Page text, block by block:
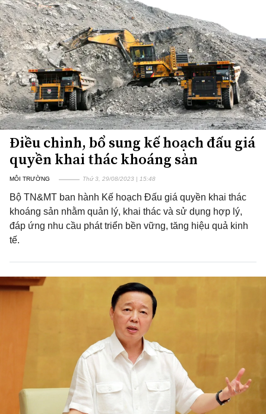
Điều chỉnh, bổ sung kế hoạch đấu giá
quyền khai thác khoáng sản
MÔI TRƯỜNG Thứ 3, 29/08/2023 | 15:48
Bộ TN&MT ban hành Kế hoạch Đấu giá quyền khai thác
khoáng sản nhằm quản lý, khai thác và sử dụng hợp lý,
đáp ứng nhu cầu phát triển bền vững, tăng hiệu quả kinh
tế.